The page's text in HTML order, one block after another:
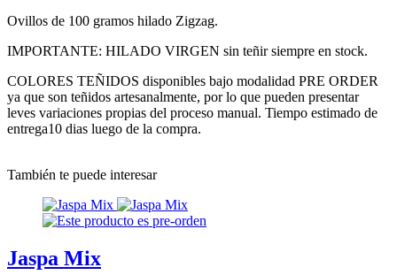
Ovillos de 100 gramos hilado Zigzag.
IMPORTANTE: HILADO VIRGEN sin teñir siempre en stock.
COLORES TEÑIDOS disponibles bajo modalidad PRE ORDER
ya que son teñidos artesanalmente, por lo que pueden presentar
leves variaciones propias del proceso manual. Tiempo estimado de
entrega10 dias luego de la compra.
También te puede interesar
Jaspa Mix